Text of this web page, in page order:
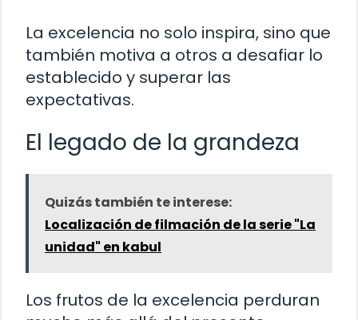
La excelencia no solo inspira, sino que
también motiva a otros a desafiar lo
establecido y superar las
expectativas.
El legado de la grandeza
Quizás también te interese:
Localización de filmación de la serie "La
unidad" en kabul
Los frutos de la excelencia perduran